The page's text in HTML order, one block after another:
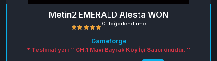
Metin2 EMERALD Alesta WON
Gameforge
* Teslimat yeri '' CH.1 Mavi Bayrak Köy İçi Satıcı önüdür. ''